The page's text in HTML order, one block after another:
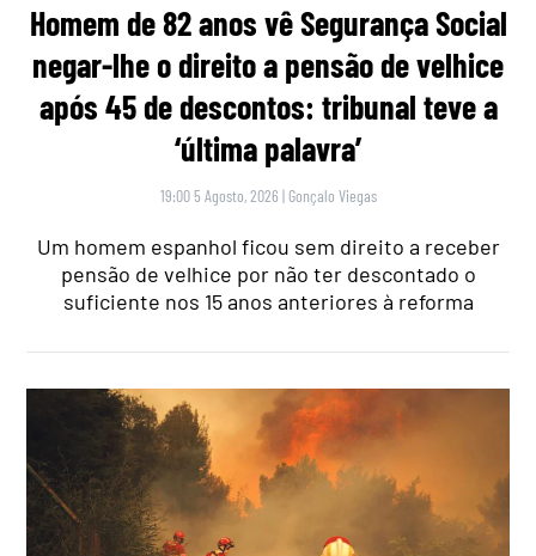
Homem de 82 anos vê Segurança Social
negar-lhe o direito a pensão de velhice
após 45 de descontos: tribunal teve a
‘última palavra’
19:00 5 Agosto, 2026 | Gonçalo Viegas
Um homem espanhol ficou sem direito a receber
pensão de velhice por não ter descontado o
suficiente nos 15 anos anteriores à reforma